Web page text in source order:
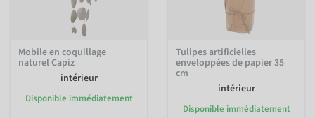
Mobile en coquillage
naturel Capiz
intérieur
Disponible immédiatement
Tulipes artificielles
enveloppées de papier 35
cm
intérieur
Disponible immédiatement